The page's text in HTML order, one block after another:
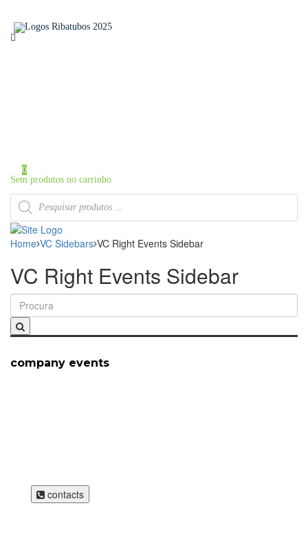
0
Sem produtos no carrinho
Products
search
Home VC Sidebars VC Right Events Sidebar
VC Right Events Sidebar
company events
contacts